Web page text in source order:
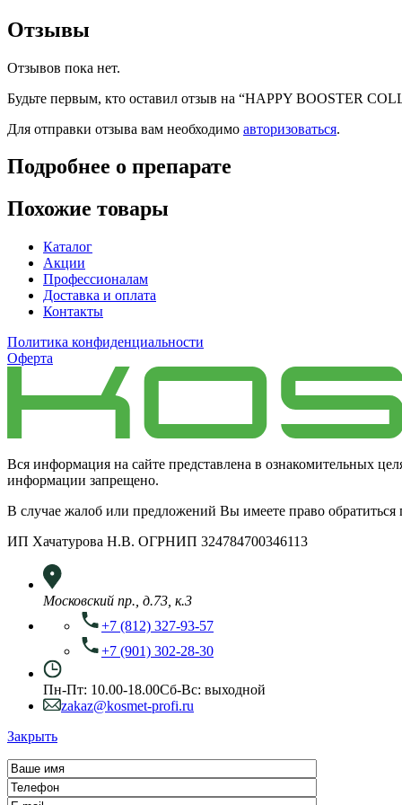
Отзывы
Отзывов пока нет.
Будьте первым, кто оставил отзыв на “HAPPY BOOSTER
Для отправки отзыва вам необходимо авторизоваться.
Подробнее о препарате
Похожие товары
Каталог
Акции
Профессионалам
Доставка и оплата
Контакты
Политика конфиденциальности
Оферта
Вся информация на сайте представлена в ознакомительных
информации запрещено.
В случае жалоб или предложений Вы имеете право обратиться
ИП Хачатурова Н.В. ОГРНИП 324784700346113
Московский пр., д.73, к.3
+7 (812) 327-93-57
+7 (901) 302-28-30
Пн-Пт: 10.00-18.00Сб-Вс: выходной
zakaz@kosmet-profi.ru
Закрыть